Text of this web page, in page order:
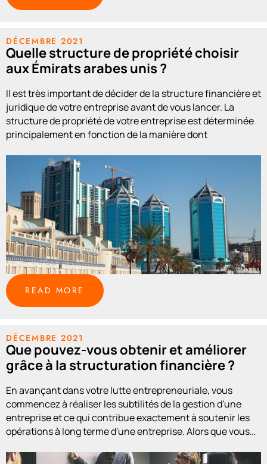
DÉCEMBRE 2021
Quelle structure de propriété choisir
aux Émirats arabes unis ?
Il est très important de décider de la structure financière et
juridique de votre entreprise avant de vous lancer. La
structure de propriété de votre entreprise est déterminée
principalement en fonction de la manière dont
READ MORE
DÉCEMBRE 2021
Que pouvez-vous obtenir et améliorer
grâce à la structuration financière ?
En avançant dans votre lutte entrepreneuriale, vous
commencez à réaliser les subtilités de la gestion d'une
entreprise et ce qui contribue exactement à soutenir les
opérations à long terme d'une entreprise. Alors que vous